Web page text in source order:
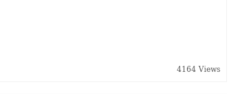
4164 Views